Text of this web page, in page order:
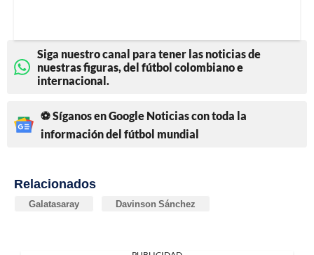
Siga nuestro canal para tener las noticias de
nuestras figuras, del fútbol colombiano e
internacional.
⚽ Síganos en Google Noticias con toda la
información del fútbol mundial
Relacionados
Galatasaray Davinson Sánchez